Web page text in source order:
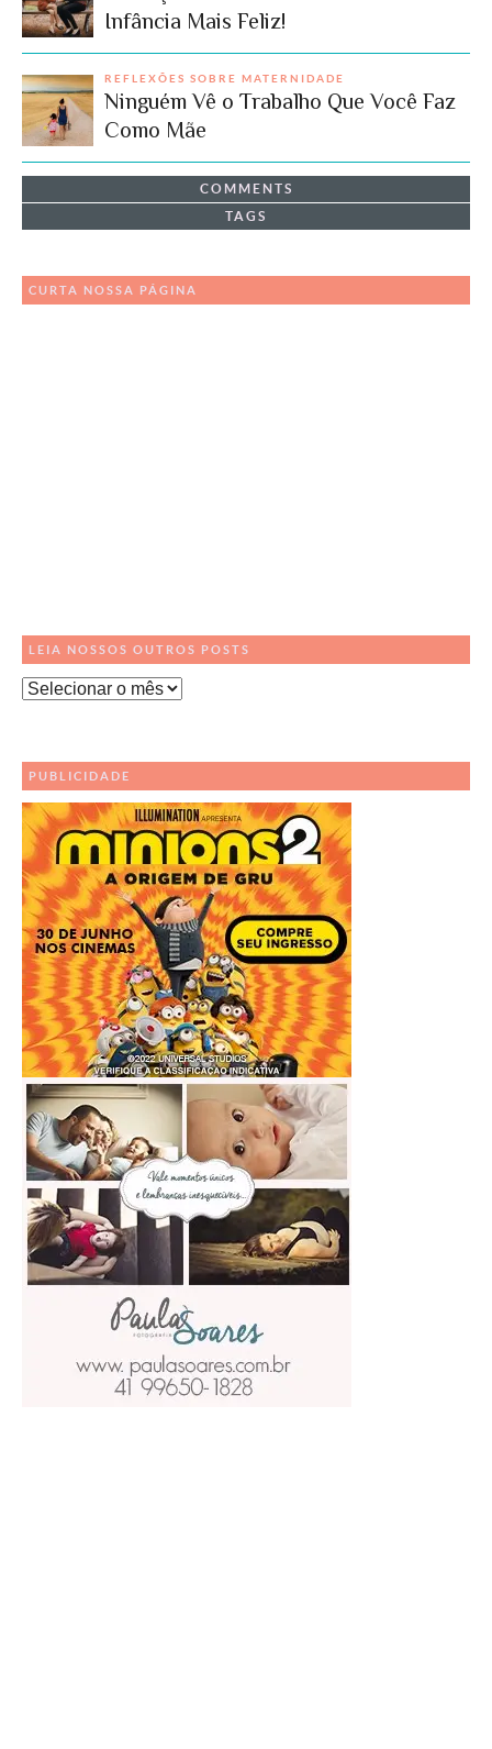
Infância Mais Feliz!
REFLEXÕES SOBRE MATERNIDADE
Ninguém Vê o Trabalho Que Você Faz
Como Mãe
COMMENTS
TAGS
CURTA NOSSA PÁGINA
LEIA NOSSOS OUTROS POSTS
Leia
Posts
PUBLICIDADE